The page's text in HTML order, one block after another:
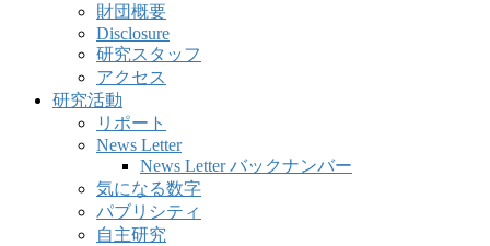
財団概要
Disclosure
研究スタッフ
アクセス
研究活動
リポート
News Letter
News Letter バックナンバー
気になる数字
パブリシティ
自主研究